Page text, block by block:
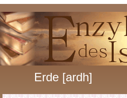
Erde [ardh]